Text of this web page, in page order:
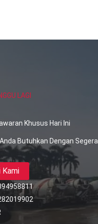
LAGI
Khusus Hari Ini
Butuhkan Dengan Segera.
Kami